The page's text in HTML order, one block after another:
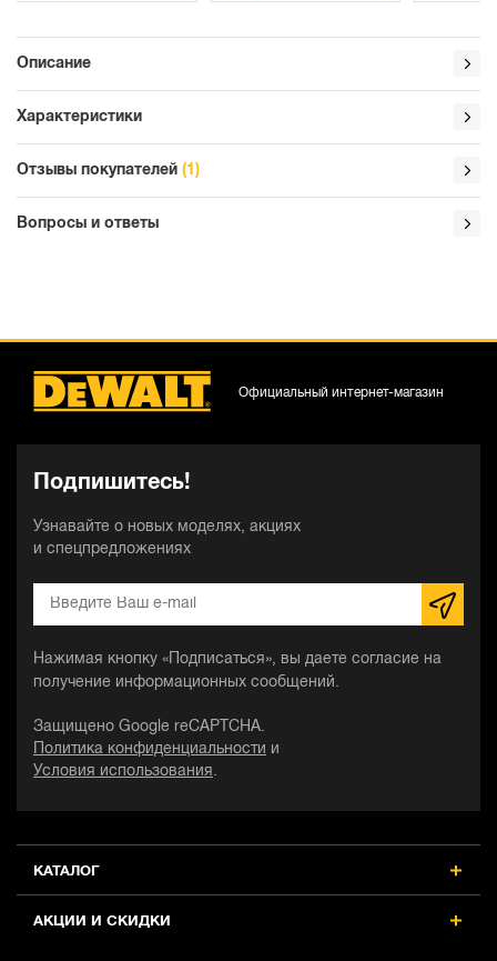
Описание
Характеристики
Отзывы покупателей (1)
Вопросы и ответы
КАТАЛОГ
АКЦИИ И СКИДКИ
Подпишитесь!
Узнавайте о новых моделях, акциях
и спецпредложениях
Нажимая кнопку «Подписаться», вы даете согласие на
получение информационных сообщений.
Защищено Google reCAPTCHA.
Политика конфиденциальности
и
Условия использования .
Официальный интернет-магазин